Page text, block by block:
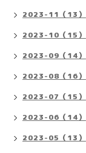
2023-11（13）
2023-10（15）
2023-09（14）
2023-08（16）
2023-07（15）
2023-06（14）
2023-05（13）